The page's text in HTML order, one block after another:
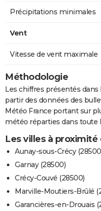
Précipitations minimales
Vent
Vitesse de vent maximale
Méthodologie
Les chiffres présentés
partir des données des
Météo France portant sur
météo réparties dans toute
Les villes à proximité
Aunay-sous-Crécy
Garnay (28500)
Crécy-Couvé (28500)
Marville-Moutiers-Brûlé
Garancières-en-Drouais